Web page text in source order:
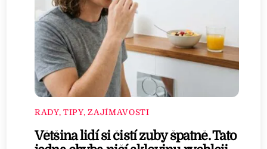
RADY, TIPY, ZAJÍMAVOSTI
Většina lidí si čistí zuby špatně. Tato